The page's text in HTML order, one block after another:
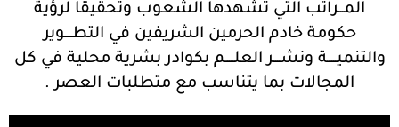
المـــراتب التي تشهدها الشعوب وتحقيقاً لرؤية
حكومة خادم الحرمين الشريفين في التطــــوير
والتنميـــــة ونشــــر العلـــــم بكوادر بشرية محلية في كل
المجالات بما يتناسب مع متطلبات العصر .